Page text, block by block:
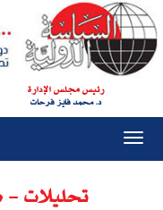
رئيس مجلس الإدارة
د. محمد فايز فرحات
تحليلات